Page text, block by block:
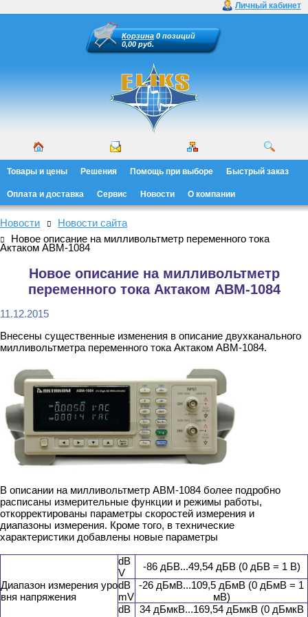
Личный кабинет
Корзина 0 позиций
0,00 руб.
Товары и цены Решения Помощь при выборе Быстрый заказ
Оплата и доставка Сервис Новости О компании
Новости
Новости сайта
Новое описание на милливольтметр переменного тока
Актаком АВМ-1084
Новое описание на милливольтметр
переменного тока Актаком АВМ-1084
11.12.2015
Внесены существенные изменения в описание двухканального
милливольтметра переменного тока Актаком АВМ-1084.
В описании на милливольтметр АВМ-1084 более подробно
расписаны измерительные функции и режимы работы,
откорректированы параметры скоростей измерения и
диапазоны измерения. Кроме того, в технические
характеристики добавлены новые параметры
Диапазон измерения уро
вня напряжения
dB
V
-86 дБВ...49,54 дБВ (0 дБВ = 1 В)
dB
mV
-26 дБмВ...109,5 дБмВ (0 дБмВ = 1
мВ)
dB
34 дБмкВ...169,54 дБмкВ (0 дБмкВ